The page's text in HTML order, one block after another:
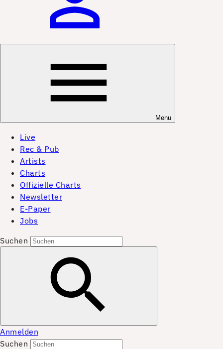
Menu
Live
Rec & Pub
Artists
Charts
Offizielle Charts
Newsletter
E-Paper
Jobs
Suchen
Anmelden
Suchen